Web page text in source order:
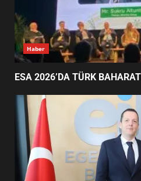
3
EİB’DE
DEĞİŞECEK?
4
FİNALİNDE
BALIKESİR
UZATILDI:
Haber
ESA 2026’DA TÜRK